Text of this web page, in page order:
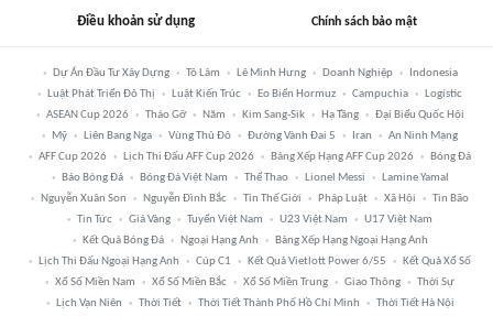
Điều khoản sử dụng Chính sách bảo mật
Dự Án Đầu Tư Xây Dựng Tô Lâm Lê Minh Hưng Doanh Nghiệp
Indonesia
Luật Phát Triển Đô Thị
Luật Kiến Trúc Eo Biển Hormuz Campuchia
Logistic
ASEAN Cup 2026
Tháo Gỡ Năm Kim Sang-Sik Hạ Tầng
Đại Biểu Quốc Hội
Mỹ
Liên Bang Nga Vùng Thủ Đô Đường Vành Đai 5 Iran
An Ninh Mạng
AFF Cup 2026
Lịch Thi Đấu AFF Cup 2026 Bảng Xếp Hạng AFF Cup 2026
Bóng Đá
Báo Bóng Đá
Bóng Đá Việt Nam Thể Thao Lionel Messi
Lamine Yamal
Nguyễn Xuân Son
Nguyễn Đình Bắc Tin Thế Giới Pháp Luật Xã Hội
Tin Bão
Tin Tức
Giá Vàng Tuyển Việt Nam U23 Việt Nam
U17 Việt Nam
Kết Quả Bóng Đá
Ngoại Hạng Anh
Bảng Xếp Hạng Ngoại Hạng Anh
Lịch Thi Đấu Ngoại Hạng Anh
Cúp C1 Kết Quả Vietlott Power 6/55
Kết Quả Xổ Số
Xổ Số Miền Nam
Xổ Số Miền Bắc Xổ Số Miền Trung Giao Thông
Thời Sự
Lịch Vạn Niên
Thời Tiết Thời Tiết Thành Phố Hồ Chí Minh Thời Tiết Hà Nội